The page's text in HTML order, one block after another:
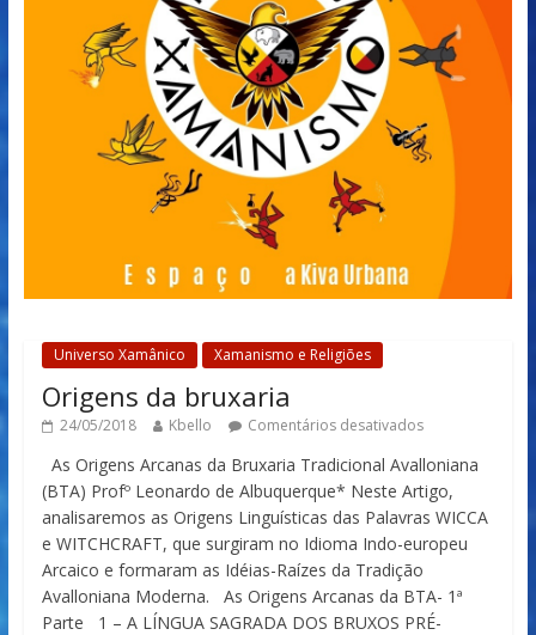
Universo Xamânico Xamanismo e Religiões
Origens da bruxaria
24/05/2018 Kbello Comentários desativados
As Origens Arcanas da Bruxaria Tradicional Avalloniana
(BTA) Profº Leonardo de Albuquerque* Neste Artigo,
analisaremos as Origens Linguísticas das Palavras WICCA
e WITCHCRAFT, que surgiram no Idioma Indo-europeu
Arcaico e formaram as Idéias-Raízes da Tradição
Avalloniana Moderna. As Origens Arcanas da BTA- 1ª
Parte 1 – A LÍNGUA SAGRADA DOS BRUXOS PRÉ-